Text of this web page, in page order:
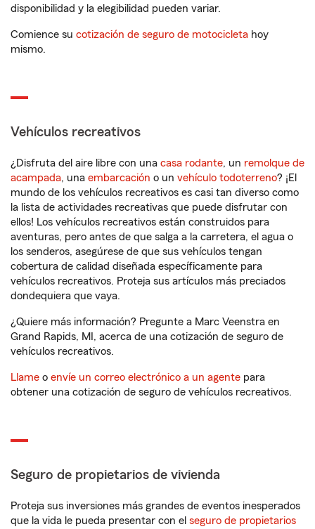
disponibilidad y la elegibilidad pueden variar.
Comience su cotización de seguro de motocicleta hoy
mismo.
Vehículos recreativos
¿Disfruta del aire libre con una casa rodante, un remolque de
acampada, una embarcación o un vehículo todoterreno? ¡El
mundo de los vehículos recreativos es casi tan diverso como
la lista de actividades recreativas que puede disfrutar con
ellos! Los vehículos recreativos están construidos para
aventuras, pero antes de que salga a la carretera, el agua o
los senderos, asegúrese de que sus vehículos tengan
cobertura de calidad diseñada específicamente para
vehículos recreativos. Proteja sus artículos más preciados
dondequiera que vaya.
¿Quiere más información? Pregunte a Marc Veenstra en
Grand Rapids, MI, acerca de una cotización de seguro de
vehículos recreativos.
Llame o envíe un correo electrónico a un agente para
obtener una cotización de seguro de vehículos recreativos.
Seguro de propietarios de vivienda
Proteja sus inversiones más grandes de eventos inesperados
que la vida le pueda presentar con el seguro de propietarios